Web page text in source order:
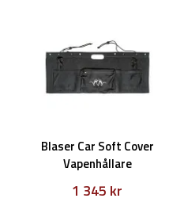
Blaser Car Soft Cover
Vapenhållare
1 345 kr